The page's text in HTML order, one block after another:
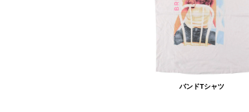
バンドTシャツ